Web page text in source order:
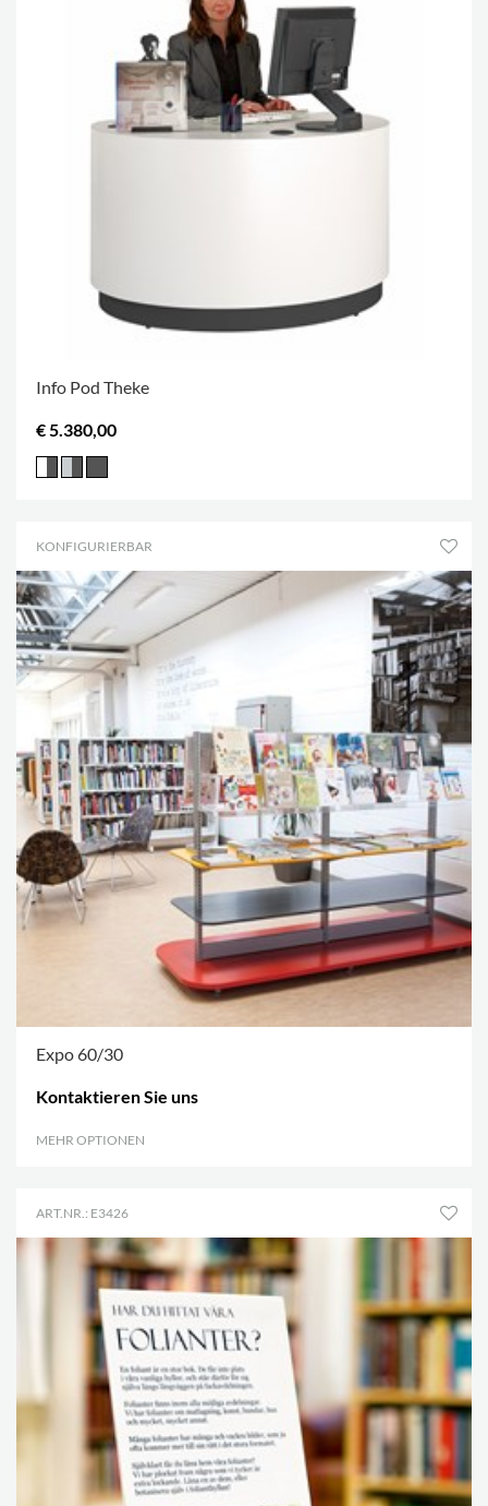
Info Pod Theke
€ 5.380,00
KONFIGURIERBAR
Expo 60/30
Kontaktieren Sie uns
MEHR OPTIONEN
ART.NR.: E3426